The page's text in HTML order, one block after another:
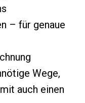
– für genaue
Wege,
auch einen